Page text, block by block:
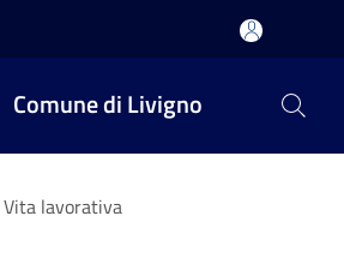
Comune di Livigno
Vita lavorativa